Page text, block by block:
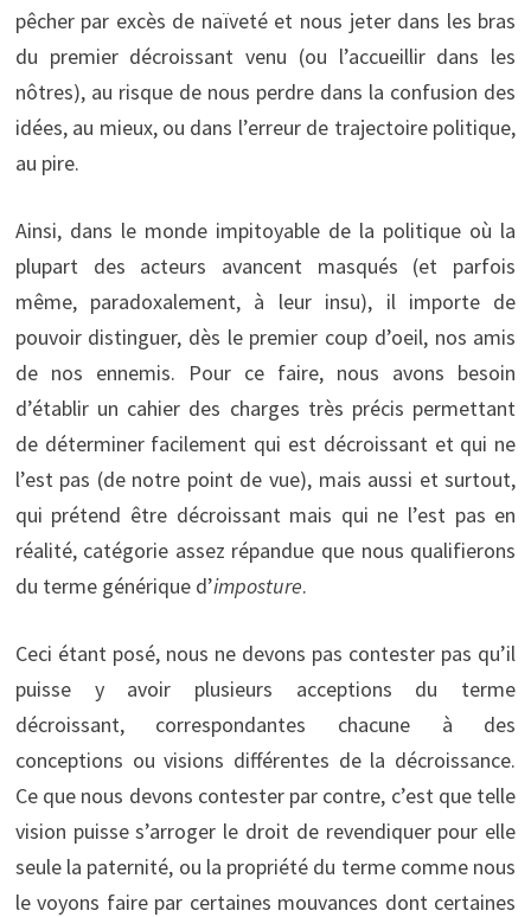
pêcher par excès de naïveté et nous jeter dans les bras
du premier décroissant venu (ou l’accueillir dans les
nôtres), au risque de nous perdre dans la confusion des
idées, au mieux, ou dans l’erreur de trajectoire politique,
au pire.
Ainsi, dans le monde impitoyable de la politique où la
plupart des acteurs avancent masqués (et parfois
même, paradoxalement, à leur insu), il importe de
pouvoir distinguer, dès le premier coup d’oeil, nos amis
de nos ennemis. Pour ce faire, nous avons besoin
d’établir un cahier des charges très précis permettant
de déterminer facilement qui est décroissant et qui ne
l’est pas (de notre point de vue), mais aussi et surtout,
qui prétend être décroissant mais qui ne l’est pas en
réalité, catégorie assez répandue que nous qualifierons
du terme générique d’imposture.
Ceci étant posé, nous ne devons pas contester pas qu’il
puisse y avoir plusieurs acceptions du terme
décroissant, correspondantes chacune à des
conceptions ou visions différentes de la décroissance.
Ce que nous devons contester par contre, c’est que telle
vision puisse s’arroger le droit de revendiquer pour elle
seule la paternité, ou la propriété du terme comme nous
le voyons faire par certaines mouvances dont certaines